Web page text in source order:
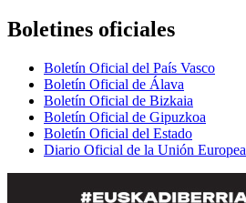
Boletines oficiales
Boletín Oficial del País Vasco
Boletín Oficial de Álava
Boletín Oficial de Bizkaia
Boletín Oficial de Gipuzkoa
Boletín Oficial del Estado
Diario Oficial de la Unión Europea